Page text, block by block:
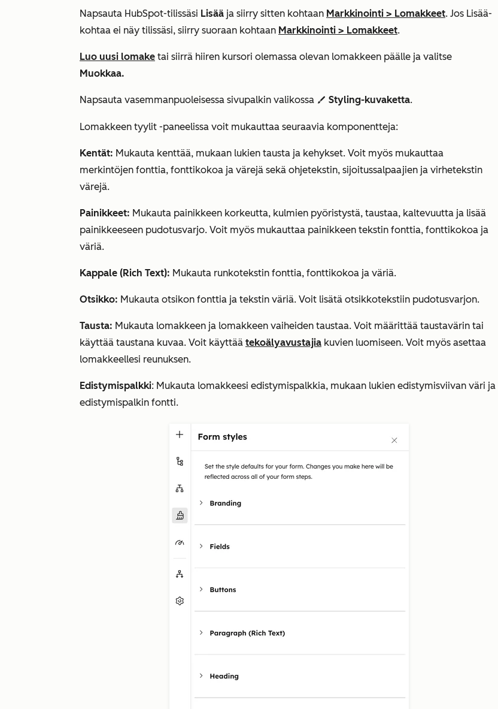
Napsauta HubSpot-tilissäsi Lisää ja siirry sitten kohtaan Markkinointi > Lomakkeet. Jos Lisää-
kohtaa ei näy tilissäsi, siirry suoraan kohtaan Markkinointi > Lomakkeet.
Luo uusi lomake tai siirrä hiiren kursori olemassa olevan lomakkeen päälle ja valitse
Muokkaa.
Napsauta vasemmanpuoleisessa sivupalkin valikossa styles Styling-kuvaketta.
Lomakkeen tyylit -paneelissa voit mukauttaa seuraavia komponentteja:
Kentät: Mukauta kenttää, mukaan lukien tausta ja kehykset. Voit myös mukauttaa
merkintöjen fonttia, fonttikokoa ja värejä sekä ohjetekstin, sijoitussalpaajien ja virhetekstin
värejä.
Painikkeet: Mukauta painikkeen korkeutta, kulmien pyöristystä, taustaa, kaltevuutta ja lisää
painikkeeseen pudotusvarjo. Voit myös mukauttaa painikkeen tekstin fonttia, fonttikokoa ja
väriä.
Kappale (Rich Text): Mukauta runkotekstin fonttia, fonttikokoa ja väriä.
Otsikko: Mukauta otsikon fonttia ja tekstin väriä. Voit lisätä otsikkotekstiin pudotusvarjon.
Tausta: Mukauta lomakkeen ja lomakkeen vaiheiden taustaa. Voit määrittää taustavärin tai
käyttää taustana kuvaa. Voit käyttää tekoälyavustajia kuvien luomiseen. Voit myös asettaa
lomakkeellesi reunuksen.
Edistymispalkki: Mukauta lomakkeesi edistymispalkkia, mukaan lukien edistymisviivan väri ja
edistymispalkin fontti.